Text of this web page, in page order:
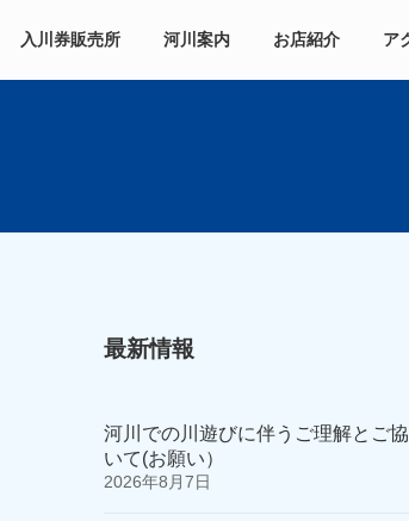
入川券販売所 河川案内 お店紹介 ア
最新情報
河川での川遊びに伴うご理解とご
いて(お願い）
2026年8月7日